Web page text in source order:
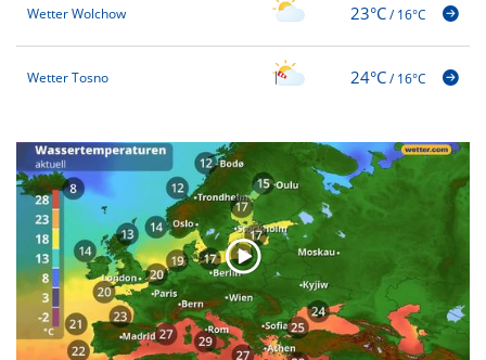
Wetter Wolchow 23°C/16°C
Wetter Tosno 24°C/16°C